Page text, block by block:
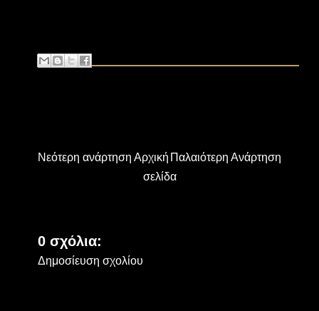
Νεότερη ανάρτηση Παλαιότερη Ανάρτηση
Αρχική
σελίδα
0 σχόλια:
Δημοσίευση σχολίου